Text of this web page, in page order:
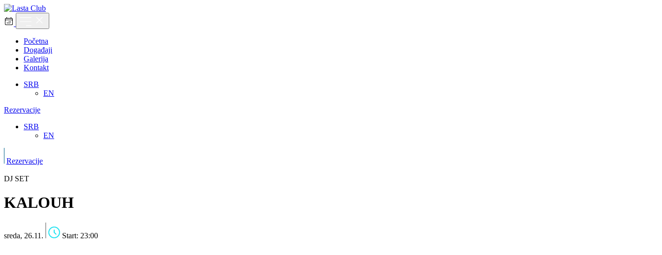
Početna
Događaji
Galerija
Kontakt
SRB
EN
Rezervacije
SRB
EN
Rezervacije
DJ SET
KALOUH
sreda, 26.11. Start: 23:00